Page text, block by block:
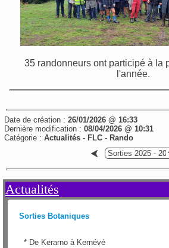
35 randonneurs ont participé à la
l'année.
Date de création : 26/01/2026 @ 16:33
Dernière modification : 08/04/2026 @ 10:31
Catégorie : Actualités - FLC - Rando
Actualités
Sorties Botaniques
* De Kerarno à Kernévé